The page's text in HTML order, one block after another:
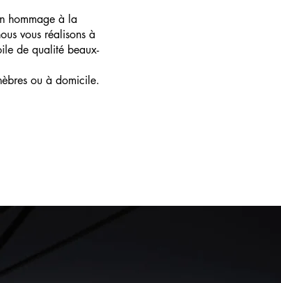
hommage à la
vous réalisons à
de qualité beaux-
ou à domicile.